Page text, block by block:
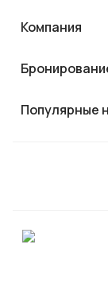
Компания
Популярные